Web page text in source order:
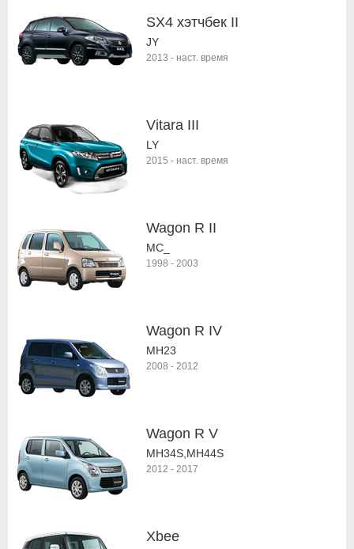
SX4 хэтчбек II
JY
2013 - наст. время
Vitara III
LY
2015 - наст. время
Wagon R II
MC_
1998 - 2003
Wagon R IV
MH23
2008 - 2012
Wagon R V
MH34S,MH44S
2012 - 2017
Xbee